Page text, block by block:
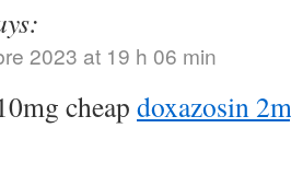
2023 at 19 h 06 min
cheap doxazosin